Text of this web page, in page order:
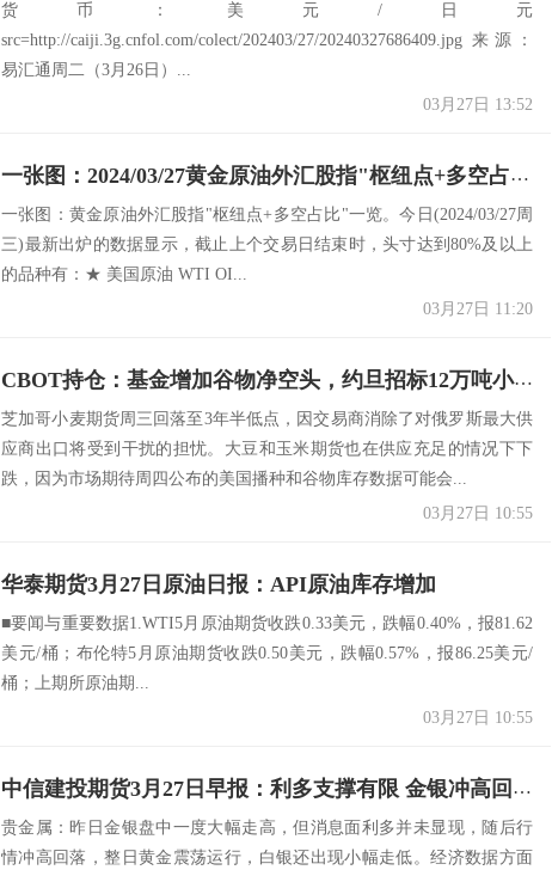
货币：美元/日元
src=http://caiji.3g.cnfol.com/colect/202403/27/20240327686409.jpg 来源：
易汇通周二（3月26日）...
03月27日 13:52
一张图：2024/03/27黄金原油外汇股指"枢纽点+多空占比"一览
一张图：黄金原油外汇股指"枢纽点+多空占比"一览。今日(2024/03/27周
三)最新出炉的数据显示，截止上个交易日结束时，头寸达到80%及以上
的品种有：★ 美国原油 WTI OI...
03月27日 11:20
CBOT持仓：基金增加谷物净空头，约旦招标12万吨小麦
芝加哥小麦期货周三回落至3年半低点，因交易商消除了对俄罗斯最大供
应商出口将受到干扰的担忧。大豆和玉米期货也在供应充足的情况下下
跌，因为市场期待周四公布的美国播种和谷物库存数据可能会...
03月27日 10:55
华泰期货3月27日原油日报：API原油库存增加
■要闻与重要数据1.WTI5月原油期货收跌0.33美元，跌幅0.40%，报81.62
美元/桶；布伦特5月原油期货收跌0.50美元，跌幅0.57%，报86.25美元/
桶；上期所原油期...
03月27日 10:55
中信建投期货3月27日早报：利多支撑有限 金银冲高回落
贵金属：昨日金银盘中一度大幅走高，但消息面利多并未显现，随后行
情冲高回落，整日黄金震荡运行，白银还出现小幅走低。经济数据方面